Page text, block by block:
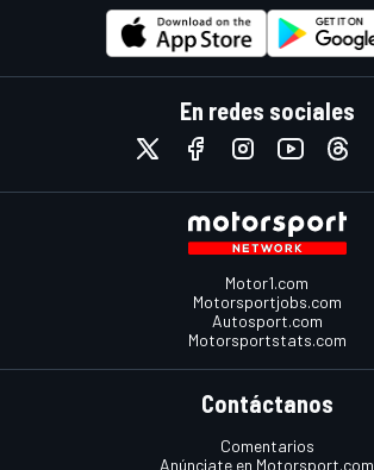
En redes sociales
Motor1.com
Motorsportjobs.com
Autosport.com
Motorsportstats.com
Contáctanos
Comentarios
Anúnciate en Motorsport.com